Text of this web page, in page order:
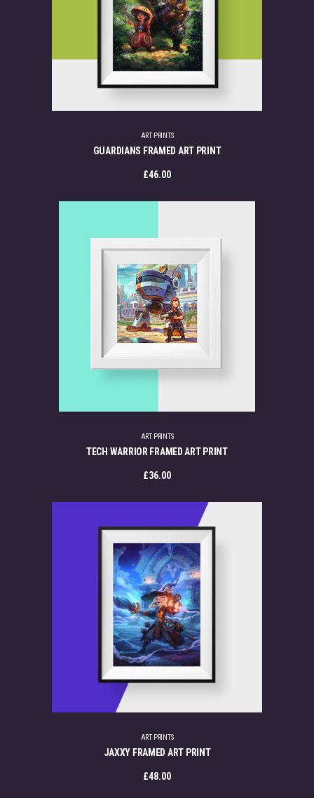
ART PRINTS
GUARDIANS FRAMED ART PRINT
£46.00
ART PRINTS
TECH WARRIOR FRAMED ART PRINT
£36.00
ART PRINTS
JAXXY FRAMED ART PRINT
£48.00